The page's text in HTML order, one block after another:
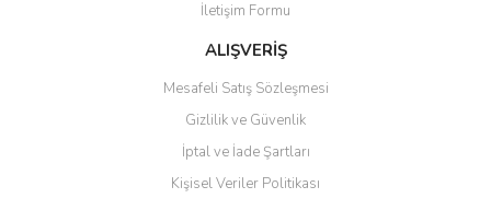
Ürün bilgilerinde hatalar bulunuyor.
Ürün fiyatı diğer sitelerden daha pahalı.
İletişim Formu
ALIŞVERİŞ
Mesafeli Satış Sözleşmesi
Gizlilik ve Güvenlik
İptal ve İade Şartları
Kişisel Veriler Politikası